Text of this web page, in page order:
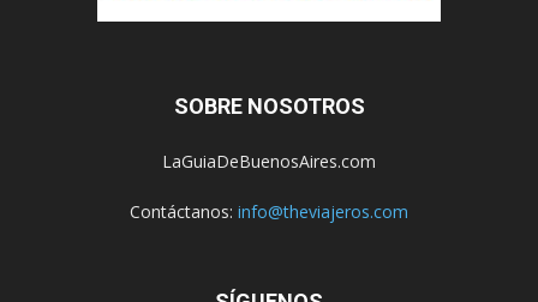
SOBRE NOSOTROS
LaGuiaDeBuenosAires.com
Contáctanos: info@theviajeros.com